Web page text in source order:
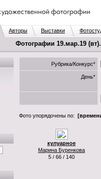
Авторы Выставки
Фотографии 19.мар.19
Рубрика/Конкурс*
День*
Фото упорядочены по:
кулуарное
Марина Буренкова
5 / 66 / 140